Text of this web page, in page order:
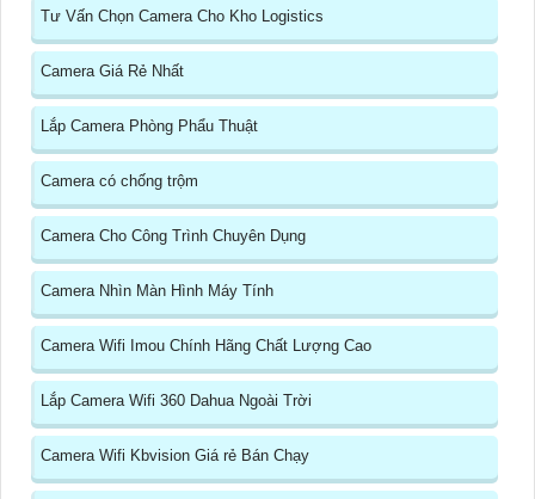
Tư Vấn Chọn Camera Cho Kho Logistics
Camera Giá Rẻ Nhất
Lắp Camera Phòng Phẩu Thuật
Camera có chống trộm
Camera Cho Công Trình Chuyên Dụng
Camera Nhìn Màn Hình Máy Tính
Camera Wifi Imou Chính Hãng Chất Lượng Cao
Lắp Camera Wifi 360 Dahua Ngoài Trời
Camera Wifi Kbvision Giá rẻ Bán Chạy